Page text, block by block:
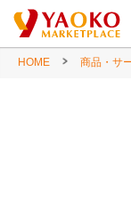
HOME 商品・サ